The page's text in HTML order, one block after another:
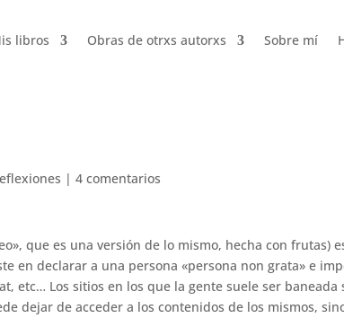
libros Obras de otrxs autorxs Sobre mí
| 4 comentarios
que es una versión de lo mismo, hecha con frutas)
en declarar a una persona «persona non grata» e
etc… Los sitios en los que la gente suele ser baneada
dejar de acceder a los contenidos de los mismos,